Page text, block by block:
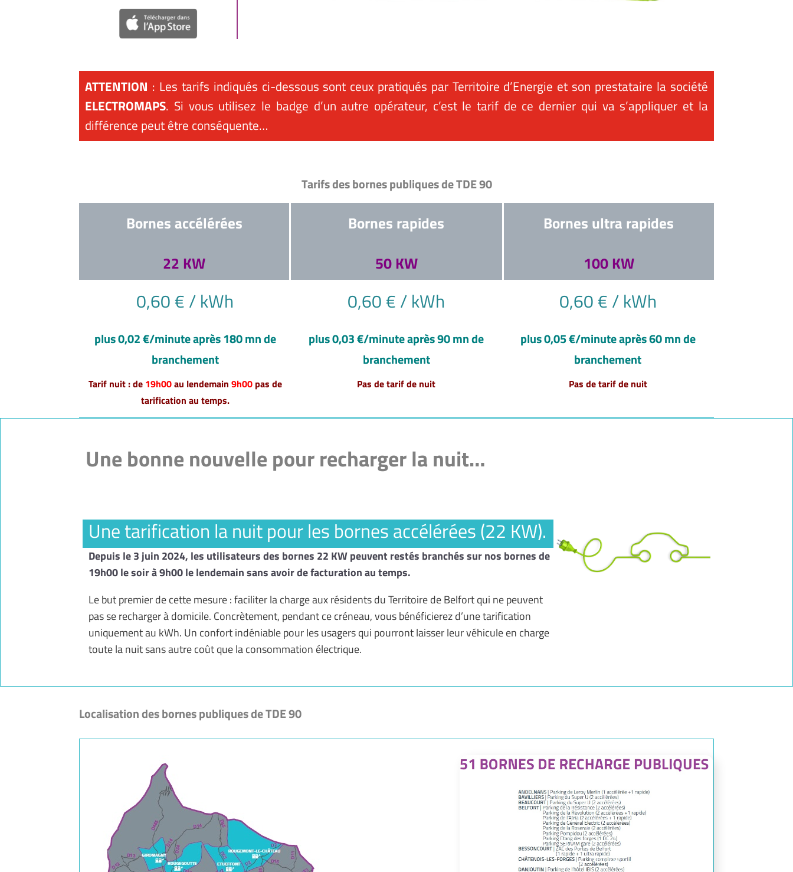
ATTENTION : Les tarifs indiqués ci-dessous sont ceux pratiqués par Territoire d’Energie et son prestataire la société
ELECTROMAPS. Si vous utilisez le badge d’un autre opérateur, c’est le tarif de ce dernier qui va s’appliquer et la
différence peut être conséquente…
Tarifs des bornes publiques de TDE 90
Bornes accélérées
22 KW
0,60 € / kWh
plus 0,02 €/minute après 180 mn de
branchement
Tarif nuit : de 19h00au lendemain 9h00pas de
tarification au temps.
Bornes rapides
50 KW
0,60 € / kWh
plus 0,03 €/minute après 90 mn de
branchement
Pas de tarif de nuit
Bornes ultra rapides
100 KW
0,60 € / kWh
plus 0,05 €/minute après 60 mn de
branchement
Pas de tarif de nuit
Une bonne nouvelle pour recharger la nuit…
Une tarification la nuit pour les bornes accélérées (22 KW).
Depuis le 3 juin 2024, les utilisateurs des bornes 22 KW peuvent restés branchés sur nos bornes de
19h00 le soir à 9h00 le lendemain sans avoir de facturation au temps.
Le but premier de cette mesure : faciliter la charge aux résidents du Territoire de Belfort qui ne peuvent
pas se recharger à domicile. Concrètement, pendant ce créneau, vous bénéficierez d’une tarification
uniquement au kWh. Un confort indéniable pour les usagers qui pourront laisser leur véhicule en charge
toute la nuit sans autre coût que la consommation électrique.
Localisation des bornes publiques de TDE 90